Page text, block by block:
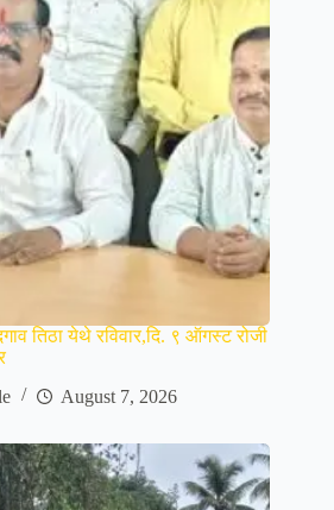
तिठा येथे रविवार,दि. ९ ऑगस्ट रोजी
August 7, 2026